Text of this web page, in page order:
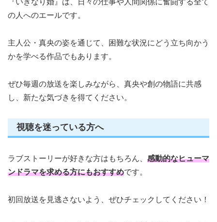
『いきなり婚』は、日々の仕事や人間関係に奮闘する全て
の人へのエールです。
主人公・真央の姿を通じて、困難な状況にどう立ち向かう
かを学べる作品でもあります。
ぜひ毎週の放送を楽しみながら、真央や創の物語に共感
し、新たな気づきを得てください。
視聴を迷っている方へ
ラブストーリーが好きな方はもちろん、 感動的なヒューマ
ンドラマを求める方にもおすすめです。
初回放送を見逃さないよう、ぜひチェックしてください！